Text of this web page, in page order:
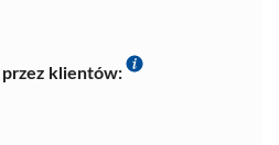
przez klientów: